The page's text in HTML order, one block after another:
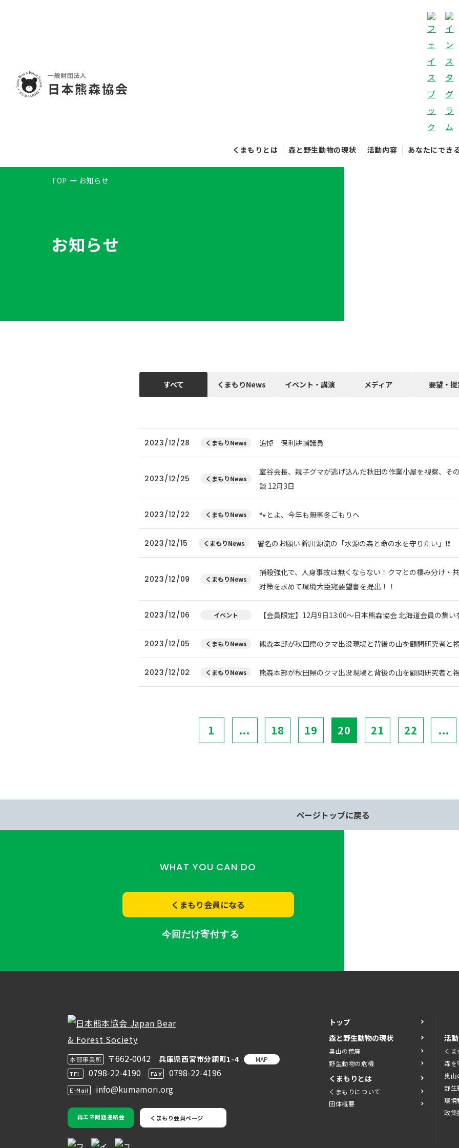
くまもりとは 森と野生動物の現状 活動内容 あなたにでき
TOP お知らせ
お知らせ
すべて くまもりNews イベント・講演 メディア 要望・
2023/12/28 くまもりNews 追悼 保利耕輔議員
2023/12/25 くまもりNews
室谷会長、親子グマが逃げ込んだ秋田の作業小屋を視察、そ
談 12月3日
2023/12/22 くまもりNews 🐾とよ、今年も無事冬ごもりへ
2023/12/15 くまもりNews 署名のお願い 錦川源流の「水源の森と命の水を守りたい」❗❗
2023/12/09 くまもりNews
捕殺強化で、人身事故は無くならない！クマとの棲み分け・
対策を求めて環境大臣宛要望書を提出！！
2023/12/06 イベント 【会員限定】12月9日13:00～日本熊森協会 北海道会員の集い
2023/12/05 くまもりNews 熊森本部が秋田県のクマ出没現場と背後の山を顧問研究者
2023/12/02 くまもりNews 熊森本部が秋田県のクマ出没現場と背後の山を顧問研究者
1 ... 18 19 20 21 22 ...
ページトップに戻る
WHAT YOU CAN DO
くまもり会員になる
今回だけ寄付する
本部事業所 〒662-0042 兵庫県西宮市分銅町1-4 MAP
TEL 0798-22-4190 FAX 0798-22-4196
E-Mail info@kumamori.org
再エネ問題連絡会 くまもり会員ページ
トップ
森と野生動物の現状
奥山の荒廃
野生動物の危機
くまもりとは
くまもりについて
団体概要
活
く
森を
奥山
野生
環境
政策